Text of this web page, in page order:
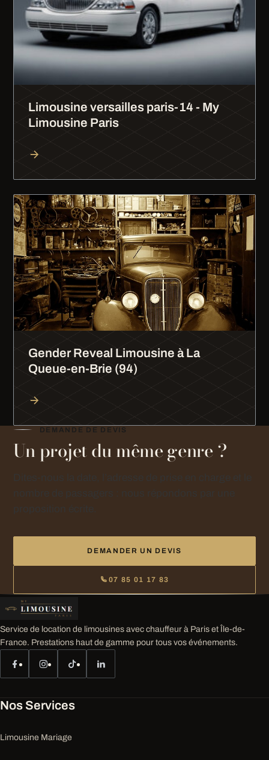
Limousine versailles paris-14 - My
Limousine Paris
Gender Reveal Limousine à La
Queue-en-Brie (94)
DEMANDE DE DEVIS
Un projet du même genre ?
DEMANDER UN DEVIS
07 85 01 17 83
Service de location de limousines avec chauffeur à Paris et Île-de-
France. Prestations haut de gamme pour tous vos événements.
Nos Services
Limousine Mariage